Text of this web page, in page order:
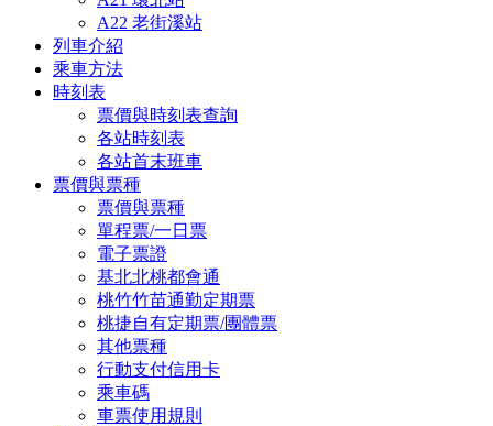
A22 老街溪站
列車介紹
乘車方法
時刻表
票價與時刻表查詢
各站時刻表
各站首末班車
票價與票種
票價與票種
單程票/一日票
電子票證
基北北桃都會通
桃竹竹苗通勤定期票
桃捷自有定期票/團體票
其他票種
行動支付信用卡
乘車碼
車票使用規則